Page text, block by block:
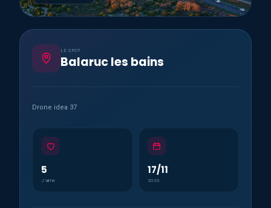
LE SPOT
Balaruc les bains
Drone idea 37
5
J’aime
17/11
2023